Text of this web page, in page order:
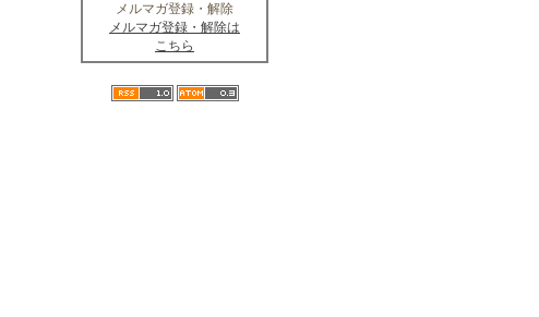
メルマガ登録・解除
メルマガ登録・解除は
こちら